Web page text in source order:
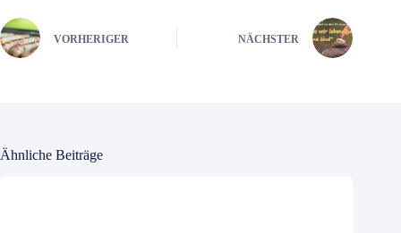
VORHERIGER NÄCHSTER
Ähnliche Beiträge